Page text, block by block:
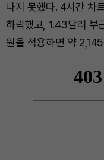
나지 못했다. 4시간 차
하락했고, 1.43달러 부
원을 적용하면 약